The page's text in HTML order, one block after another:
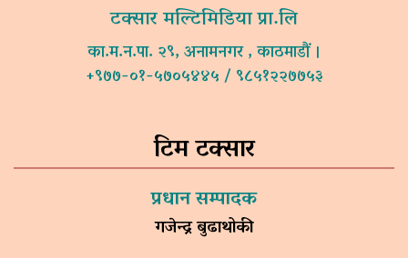
टक्सार मल्टिमिडिया प्रा.लि
का.म.न.पा. २९, अनामनगर , काठमाडौं ।
+९७७-०१-५७०५४४५ / ९८५१२२७७५३
टिम टक्सार
प्रधान सम्पादक
गजेन्द्र बुढाथोकी